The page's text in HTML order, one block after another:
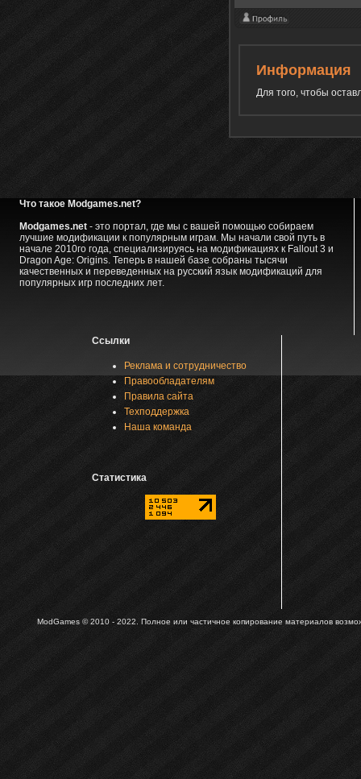
Информация
Для того, чтобы
Что такое Modgames.net?
Modgames.net- это портал, где мы с вашей помощью собираем
лучшие модификации к популярным играм. Мы начали свой путь в
начале 2010го года, специализируясь на модификациях к Fallout 3 и
Dragon Age: Origins. Теперь в нашей базе собраны тысячи
качественных и переведенных на русский язык модификаций для
популярных игр последних лет.
Ссылки
Реклама и сотрудничество
Правообладателям
Правила сайта
Техподдержка
Наша команда
Статистика
ModGames © 2010 - 2022. Полное или частичное копирование материалов